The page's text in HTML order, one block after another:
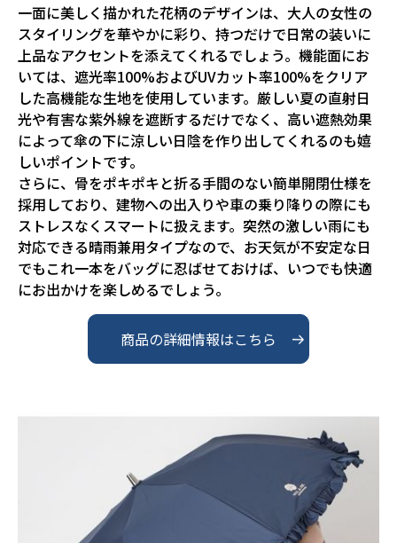
一面に美しく描かれた花柄のデザインは、大人の女性の
スタイリングを華やかに彩り、持つだけで日常の装いに
上品なアクセントを添えてくれるでしょう。機能面にお
いては、遮光率100%およびUVカット率100%をクリア
した高機能な生地を使用しています。厳しい夏の直射日
光や有害な紫外線を遮断するだけでなく、高い遮熱効果
によって傘の下に涼しい日陰を作り出してくれるのも嬉
しいポイントです。
さらに、骨をポキポキと折る手間のない簡単開閉仕様を
採用しており、建物への出入りや車の乗り降りの際にも
ストレスなくスマートに扱えます。突然の激しい雨にも
対応できる晴雨兼用タイプなので、お天気が不安定な日
でもこれ一本をバッグに忍ばせておけば、いつでも快適
にお出かけを楽しめるでしょう。
商品の詳細情報はこちら